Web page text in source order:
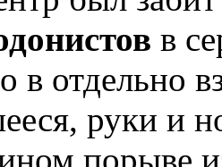
в
в отдельно
руки и
порыве